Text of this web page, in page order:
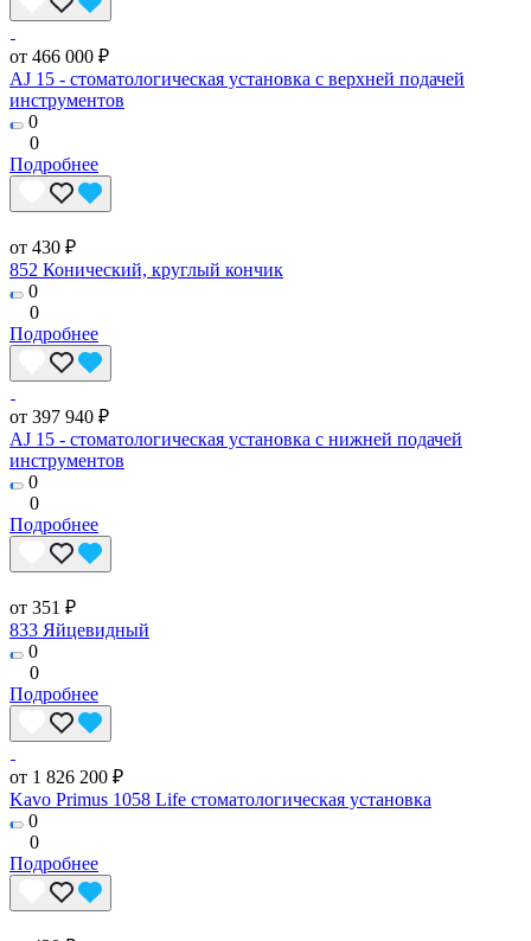
от 466 000 ₽
AJ 15 - стоматологическая установка с верхней подачей
инструментов
0
0
Подробнее
от 430 ₽
852 Конический, круглый кончик
0
0
Подробнее
от 397 940 ₽
AJ 15 - стоматологическая установка с нижней подачей
инструментов
0
0
Подробнее
от 351 ₽
833 Яйцевидный
0
0
Подробнее
от 1 826 200 ₽
Kavo Primus 1058 Life стоматологическая установка
0
0
Подробнее